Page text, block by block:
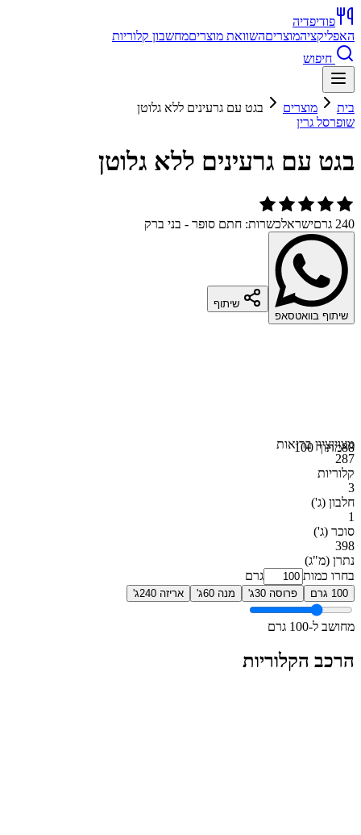
פודיפדיה
האפליקציהמוצריםהשוואת מוצריםמחשבון קלוריות
חיפוש
בית מוצרים
בגט עם גרעינים ללא גלוטן
שופרסל גרין
בגט עם גרעינים ללא גלוטן
240 גרם ישראלכשרות: חתם סופר - בני ברק
שיתוף בוואטסאפ
שיתוף
88מתוך 100מצויןציון בריאות
287
קלוריות
3
חלבון (ג')
1
סוכר (ג')
398
נתרן (מ"ג)
בחרו כמות
גרם
100 גרם פרוסה 30ג' מנה 60ג' אריזה 240ג'
מחושב ל-100 גרם
הרכב הקלוריות